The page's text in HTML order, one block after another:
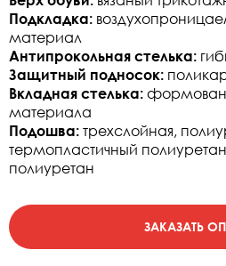
Подкладка:
материал
Антипрокольная стелька:
Защитный подносок:
Вкладная стелька:
материала
Подошва: трехслойная,
термопластичный
полиуретан